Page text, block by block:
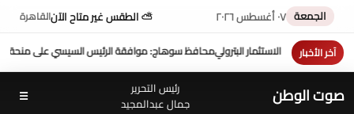
الجمعة ٠٧ أغسطس ٢٠٢٦ ⛅ الطقس غير متاح الآنالقاهرة
آخر الأخبار
بمشاركة محافظ 10 ملايين دولار تعزز التنمية بالمحافظة
صوت الوطن
رئيس التحرير
جمال عبدالمجيد
☰